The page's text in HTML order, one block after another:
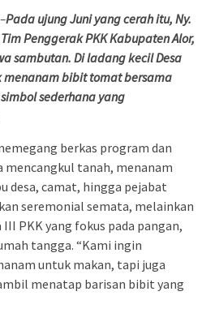
–Pada ujung Juni yang cerah itu, Ny.
Penggerak PKK Kabupaten Alor,
sambutan. Di ladang kecil Desa
menanam bibit tomat bersama
sederhana yang
berkas program dan
tanah, menanam
desa, camat, hingga pejabat
seremonial semata, melainkan
PKK yang fokus pada pangan,
tangga. “Kami ingin
untuk makan, tapi juga
menatap barisan bibit yang